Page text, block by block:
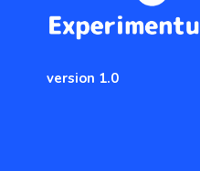
version 1.0